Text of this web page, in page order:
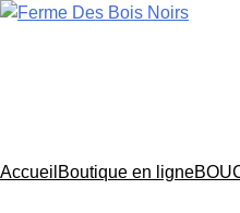
Aller
Accueil Boutique en ligne